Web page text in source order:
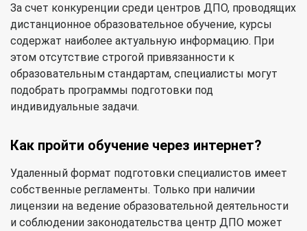
За счет конкуренции среди центров ДПО, проводящих
дистанционное образовательное обучение, курсы
содержат наиболее актуальную информацию. При
этом отсутствие строгой привязанности к
образовательным стандартам, специалисты могут
подобрать программы подготовки под
индивидуальные задачи.
Как пройти обучение через интернет?
Удаленный формат подготовки специалистов имеет
собственные регламенты. Только при наличии
лицензии на ведение образовательной деятельности
и соблюдении законодательства центр ДПО может